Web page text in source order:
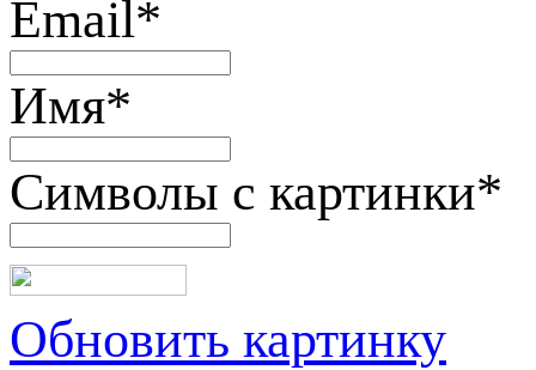
Email*
Имя*
Символы с картинки*
Обновить картинку